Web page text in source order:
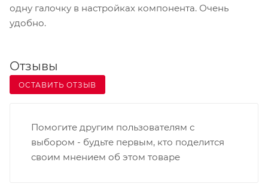
одну галочку в настройках компонента. Очень
удобно.
Отзывы
ОСТАВИТЬ ОТЗЫВ
Помогите другим пользователям с
выбором - будьте первым, кто поделится
своим мнением об этом товаре